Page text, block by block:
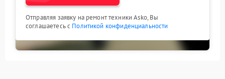
Отправляя заявку на ремонт техники Asko, Вы
соглашаетесь с Политикой конфиденциальности